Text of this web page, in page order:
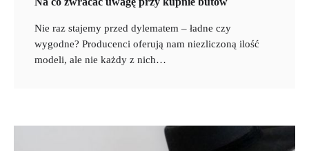
Nie raz stajemy przed dylematem – ładne czy
wygodne? Producenci oferują nam niezliczoną ilość
modeli, ale nie każdy z nich…